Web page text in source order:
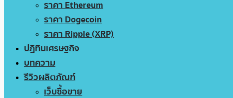
ราคา Ethereum
ราคา Dogecoin
ราคา Ripple (XRP)
ปฏิทินเศรษฐกิจ
บทความ
รีวิวผลิตภัณฑ์
เว็บซื้อขาย